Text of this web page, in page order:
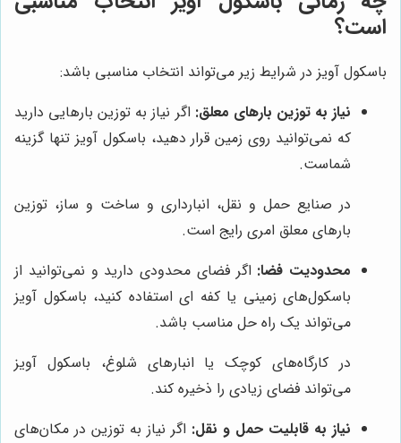
است؟
باسکول آویز در شرایط زیر می‌تواند انتخاب مناسبی باشد:
نیاز به توزین بارهای معلق: اگر نیاز به توزین بارهایی دارید
که نمی‌توانید روی زمین قرار دهید، باسکول آویز تنها گزینه
شماست.
در صنایع حمل و نقل، انبارداری و ساخت و ساز، توزین
بارهای معلق امری رایج است.
محدودیت فضا: اگر فضای محدودی دارید و نمی‌توانید از
باسکول‌های زمینی یا کفه ای استفاده کنید، باسکول آویز
می‌تواند یک راه حل مناسب باشد.
در کارگاه‌های کوچک یا انبارهای شلوغ، باسکول آویز
می‌تواند فضای زیادی را ذخیره کند.
نیاز به قابلیت حمل و نقل: اگر نیاز به توزین در مکان‌های